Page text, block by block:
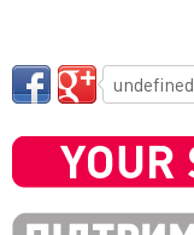
undefined